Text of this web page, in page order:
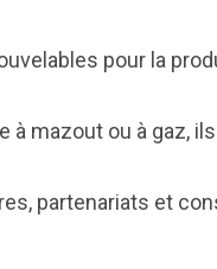
pour la
à mazout ou à gaz,
partenariats et